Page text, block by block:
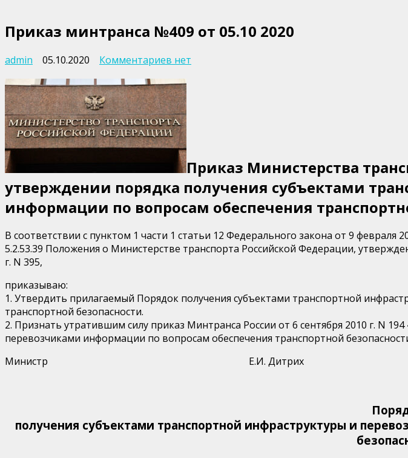
Приказ минтранса №409 от 05.10 2020
admin 05.10.2020 Комментариев к
Приказ
минтранса
№409
от
05.10
2020
нет
Приказ Министерства
утверждении порядка получения субъектами
информации по вопросам обеспечения
В соответствии с пунктом 1 части 1 статьи 12 Федерального закона от 9
5.2.53.39 Положения о Министерстве транспорта Российской Федерации,
г. N 395,
приказываю:
1. Утвердить прилагаемый Порядок получения субъектами транспортной
транспортной безопасности.
2. Признать утратившим силу приказ Минтранса России от 6 сентября 2010 г. N
перевозчиками информации по вопросам обеспечения транспортной
Министр Е.И. Дитрих
получения субъектами транспортной инфраструктуры и